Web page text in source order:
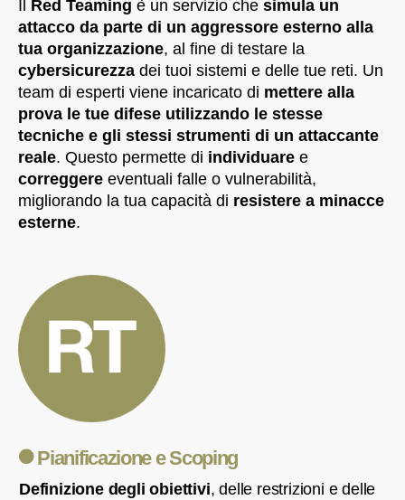
Il Red Teaming è un servizio che simula un
attacco da parte di un aggressore esterno alla
tua organizzazione, al fine di testare la
cybersicurezza dei tuoi sistemi e delle tue reti. Un
team di esperti viene incaricato di mettere alla
prova le tue difese utilizzando le stesse
tecniche e gli stessi strumenti di un attaccante
reale. Questo permette di individuare e
correggere eventuali falle o vulnerabilità,
migliorando la tua capacità di resistere a minacce
esterne.
Pianificazione e Scoping
Definizione degli obiettivi, delle restrizioni e delle